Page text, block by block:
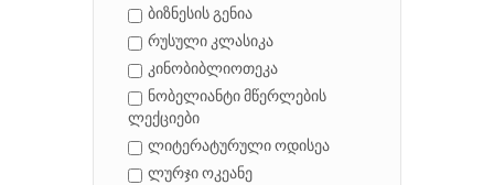
ბიზნესის გენია
რუსული კლასიკა
კინობიბლიოთეკა
ნობელიანტი მწერლების
ლექციები
ლიტერატურული ოდისეა
ლურჯი ოკეანე